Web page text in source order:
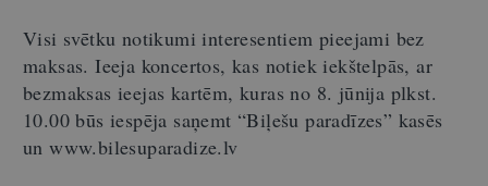
Visi svētku notikumi interesentiem pieejami bez
maksas. Ieeja koncertos, kas notiek iekštelpās, ar
bezmaksas ieejas kartēm, kuras no 8. jūnija plkst.
10.00 būs iespēja saņemt “Biļešu paradīzes” kasēs
un www.bilesuparadize.lv